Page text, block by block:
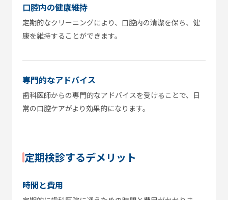
口腔内の健康維持
定期的なクリーニングにより、口腔内の清潔を保ち、健
康を維持することができます。
専門的なアドバイス
歯科医師からの専門的なアドバイスを受けることで、日
常の口腔ケアがより効果的になります。
定期検診するデメリット
時間と費用